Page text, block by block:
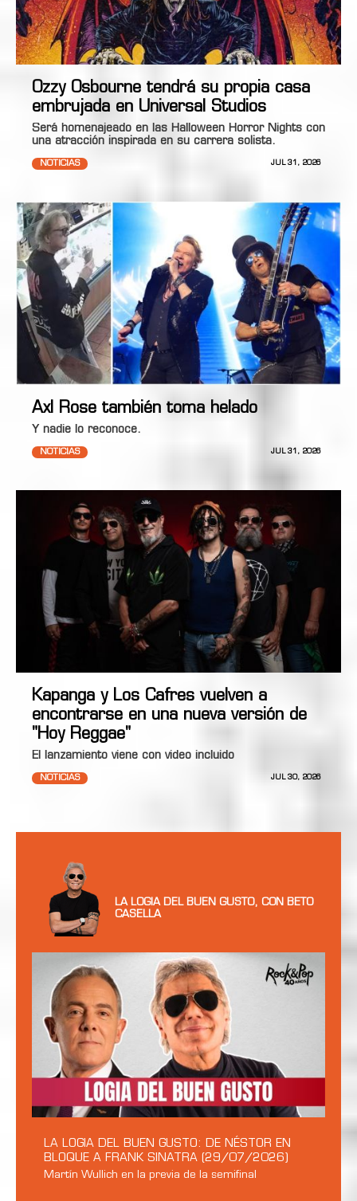
Ozzy Osbourne tendrá su propia casa
embrujada en Universal Studios
Será homenajeado en las Halloween Horror Nights con
una atracción inspirada en su carrera solista.
NOTICIAS JUL 31, 2026
Axl Rose también toma helado
Y nadie lo reconoce.
NOTICIAS JUL 31, 2026
Kapanga y Los Cafres vuelven a
encontrarse en una nueva versión de
"Hoy Reggae"
El lanzamiento viene con video incluido
NOTICIAS JUL 30, 2026
LA LOGIA DEL BUEN GUSTO, CON BETO
CASELLA
LA LOGIA DEL BUEN GUSTO: DE NÉSTOR EN
BLOQUE A FRANK SINATRA (29/07/2026)
Martín Wullich en la previa de la semifinal